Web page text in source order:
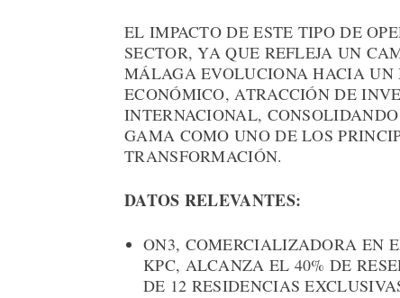
EL IMPACTO DE ESTE TIPO DE
SECTOR, YA QUE REFLEJA UN
MÁLAGA EVOLUCIONA HACIA
ECONÓMICO, ATRACCIÓN DE
INTERNACIONAL,
GAMA COMO UNO DE LOS
TRANSFORMACIÓN.
DATOS RELEVANTES:
ON3, COMERCIALIZADORA EN
KPC, ALCANZA EL 40% DE
DE 12 RESIDENCIAS